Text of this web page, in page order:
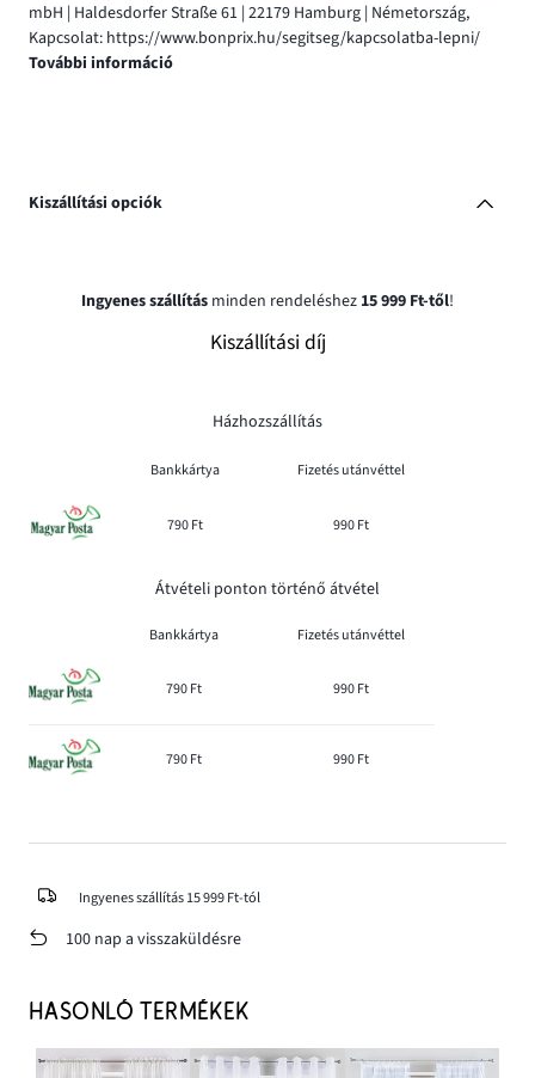
mbH | Haldesdorfer Straße 61 | 22179 Hamburg | Németország,
Kapcsolat: https://www.bonprix.hu/segitseg/kapcsolatba-lepni/
További információ
Kiszállítási opciók
Ingyenes szállítás minden rendeléshez 15 999 Ft-től!
Kiszállítási díj
Házhozszállítás
Bankkártya Fizetés utánvéttel
790 Ft 990 Ft
Átvételi ponton történő átvétel
Bankkártya Fizetés utánvéttel
790 Ft 990 Ft
790 Ft 990 Ft
Ingyenes szállítás 15 999 Ft-tól
100 nap a visszaküldésre
HASONLÓ TERMÉKEK